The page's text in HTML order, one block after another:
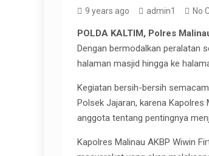
9 years ago admin1 No
POLDA KALTIM, Polres
Dengan bermodalkan peralatan
halaman masjid hingga ke
Kegiatan bersih-bersih
Polsek Jajaran, karena Kapolres
anggota tentang pentingnya
Kapolres Malinau AKBP Wiwin